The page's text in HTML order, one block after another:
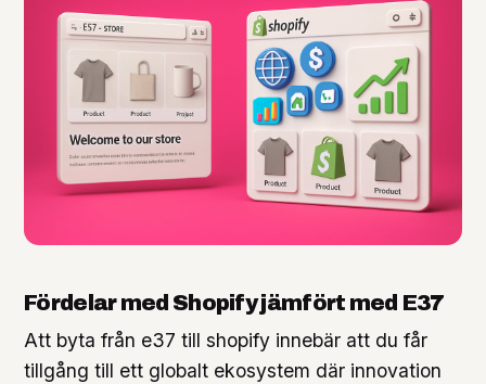
Fördelar med Shopify jämfört med E37
Att byta från e37 till shopify innebär att du får
tillgång till ett globalt ekosystem där innovation